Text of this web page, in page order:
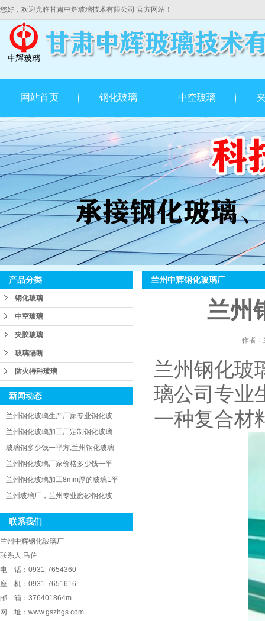
您好，欢迎光临甘肃中辉玻璃技术有限公司 官方网站！
网站首页 钢化玻璃 中空玻璃
产品分类
钢化玻璃
中空玻璃
夹胶玻璃
玻璃隔断
防火特种玻璃
新闻动态
兰州钢化玻璃生产厂家专业钢化玻
兰州钢化玻璃加工厂定制钢化玻璃
玻璃钢多少钱一平方,兰州钢化玻璃
兰州钢化玻璃厂家价格多少钱一平
兰州钢化玻璃加工8mm厚的玻璃1平
兰州玻璃厂，兰州专业磨砂钢化玻
联系我们
兰州中辉钢化玻璃厂
联系人:马佐
电 话：0931-7654360
座 机：0931-7651616
邮 箱：376401864m
网 址：www.gszhgs.com
兰州中辉钢化玻璃厂
兰州
作者：
兰州钢化玻
璃公司专业
一种复合材